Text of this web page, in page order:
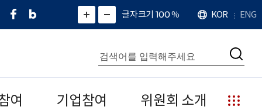
페
네
그
)
화
면
면
소
확
대
치
글자크기 100%
언
어
KOR ENG
통
합
검
색
검
여 기업참여 위원회 소개
누